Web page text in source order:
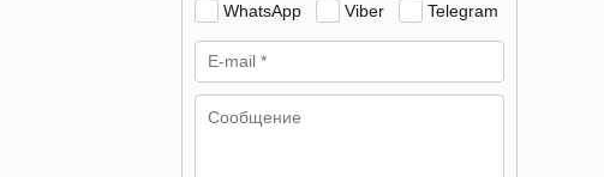
WhatsApp Viber Telegram